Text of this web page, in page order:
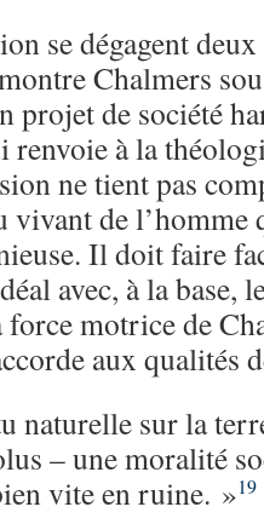
se dégagent
Chalmers
projet de société
renvoie à la
ne tient pas
vivant de l’homme
Il doit faire
avec, à la base,
motrice de
aux qualités
naturelle sur la
– une moralité
vite en ruine. »19